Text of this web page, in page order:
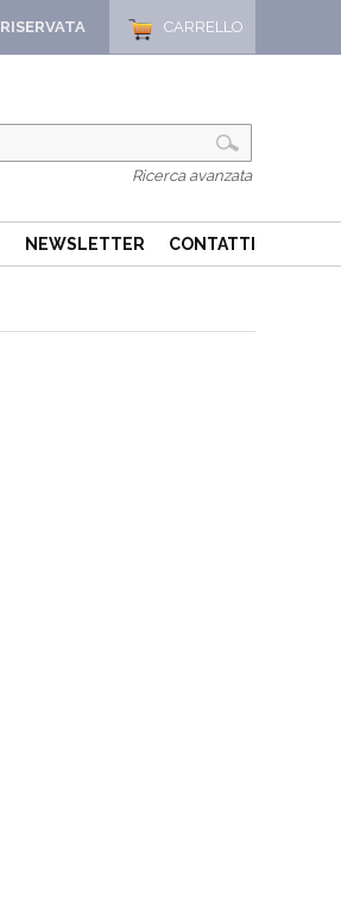
CARRELLO
Ricerca avanzata
NEWSLETTER CONTATTI